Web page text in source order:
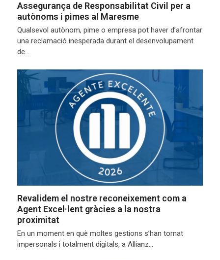
Assegurança de Responsabilitat Civil per a
autònoms i pimes al Maresme
Qualsevol autònom, pime o empresa pot haver d’afrontar
una reclamació inesperada durant el desenvolupament
de…
Revalidem el nostre reconeixement com a
Agent Excel·lent gràcies a la nostra
proximitat
En un moment en què moltes gestions s’han tornat
impersonals i totalment digitals, a Allianz…